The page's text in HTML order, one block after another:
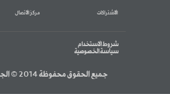
الاشتراكات مركز الاتصال
شروط الاستخدام
سياسة الخصوصية
جميع الحقوق محفوظة 2014 © الجزيرة